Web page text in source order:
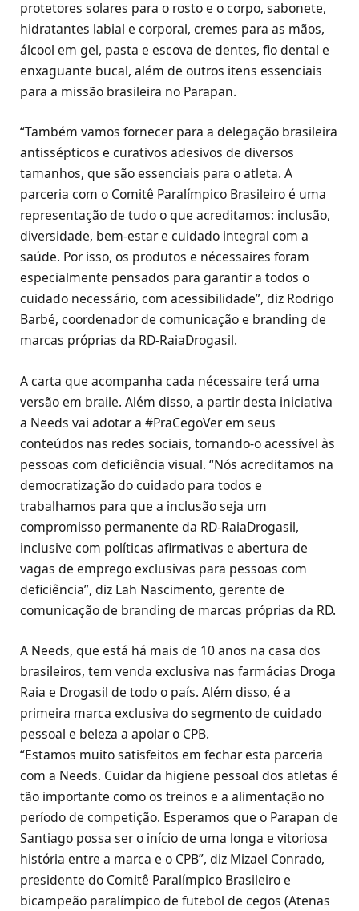
protetores solares para o rosto e o corpo, sabonete,
hidratantes labial e corporal, cremes para as mãos,
álcool em gel, pasta e escova de dentes, fio dental e
enxaguante bucal, além de outros itens essenciais
para a missão brasileira no Parapan.
“Também vamos fornecer para a delegação brasileira
antissépticos e curativos adesivos de diversos
tamanhos, que são essenciais para o atleta. A
parceria com o Comitê Paralímpico Brasileiro é uma
representação de tudo o que acreditamos: inclusão,
diversidade, bem-estar e cuidado integral com a
saúde. Por isso, os produtos e nécessaires foram
especialmente pensados para garantir a todos o
cuidado necessário, com acessibilidade”, diz Rodrigo
Barbé, coordenador de comunicação e branding de
marcas próprias da RD-RaiaDrogasil.
A carta que acompanha cada nécessaire terá uma
versão em braile. Além disso, a partir desta iniciativa
a Needs vai adotar a #PraCegoVer em seus
conteúdos nas redes sociais, tornando-o acessível às
pessoas com deficiência visual. “Nós acreditamos na
democratização do cuidado para todos e
trabalhamos para que a inclusão seja um
compromisso permanente da RD-RaiaDrogasil,
inclusive com políticas afirmativas e abertura de
vagas de emprego exclusivas para pessoas com
deficiência”, diz Lah Nascimento, gerente de
comunicação de branding de marcas próprias da RD.
A Needs, que está há mais de 10 anos na casa dos
brasileiros, tem venda exclusiva nas farmácias Droga
Raia e Drogasil de todo o país. Além disso, é a
primeira marca exclusiva do segmento de cuidado
pessoal e beleza a apoiar o CPB.
“Estamos muito satisfeitos em fechar esta parceria
com a Needs. Cuidar da higiene pessoal dos atletas é
tão importante como os treinos e a alimentação no
período de competição. Esperamos que o Parapan de
Santiago possa ser o início de uma longa e vitoriosa
história entre a marca e o CPB”, diz Mizael Conrado,
presidente do Comitê Paralímpico Brasileiro e
bicampeão paralímpico de futebol de cegos (Atenas